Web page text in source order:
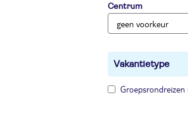
Centrum
Vakantietype
Groepsrondreizen